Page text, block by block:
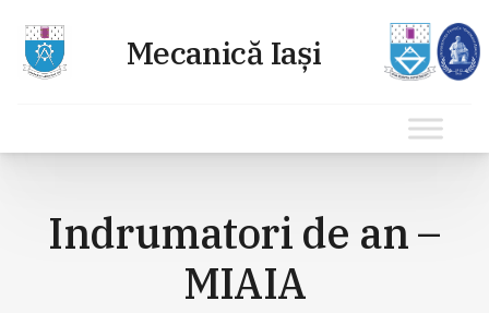
conținutIndrumatori de an –
MIAIA